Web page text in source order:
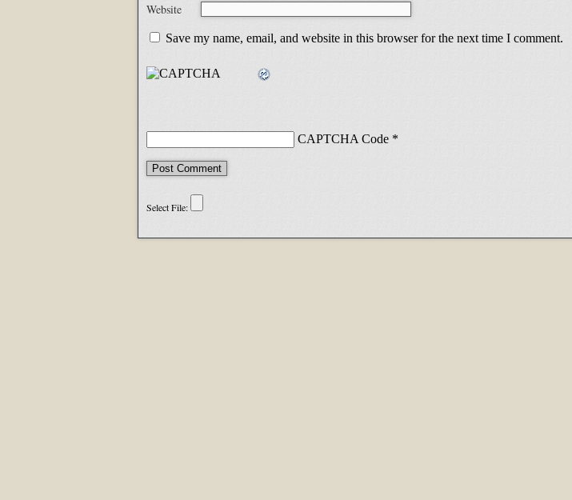
Website
Save my name, email, and website in this browser for the next time I comment.
CAPTCHA Code *